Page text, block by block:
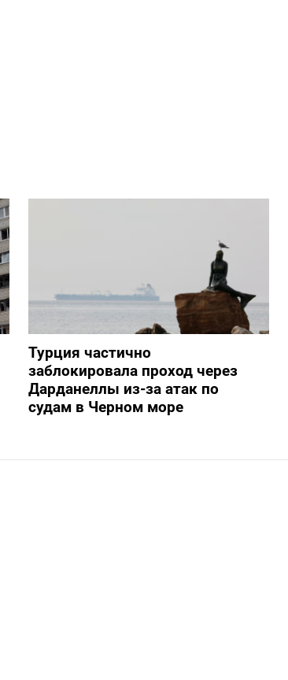
Турция частично
заблокировала проход через
Дарданеллы из-за атак по
судам в Черном море